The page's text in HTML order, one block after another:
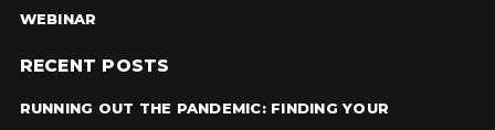
WEBINAR
RECENT POSTS
RUNNING OUT THE PANDEMIC: FINDING YOUR